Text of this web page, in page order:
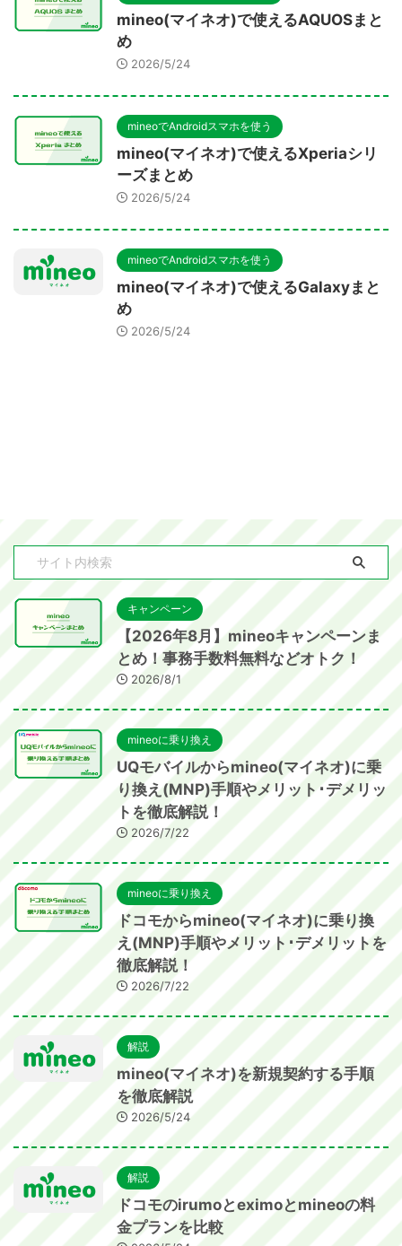
mineo(マイネオ)で使えるAQUOSまと
め
2026/5/24
mineoでAndroidスマホを使う
mineo(マイネオ)で使えるXperiaシリ
ーズまとめ
2026/5/24
mineoでAndroidスマホを使う
mineo(マイネオ)で使えるGalaxyまと
め
2026/5/24
キャンペーン
【2026年8月】mineoキャンペーンま
とめ！事務手数料無料などオトク！
2026/8/1
mineoに乗り換え
UQモバイルからmineo(マイネオ)に乗
り換え(MNP)手順やメリット･デメリッ
トを徹底解説！
2026/7/22
mineoに乗り換え
ドコモからmineo(マイネオ)に乗り換
え(MNP)手順やメリット･デメリットを
徹底解説！
2026/7/22
解説
mineo(マイネオ)を新規契約する手順
を徹底解説
2026/5/24
解説
ドコモのirumoとeximoとmineoの料
金プランを比較